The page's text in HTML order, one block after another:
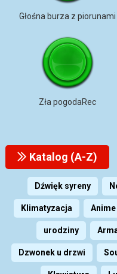
Głośna burza z piorunami
Zła pogodaRec
Katalog (A-Z)
Dźwięk syreny
Klimatyzacja Anime
urodziny
Dzwonek u drzwi